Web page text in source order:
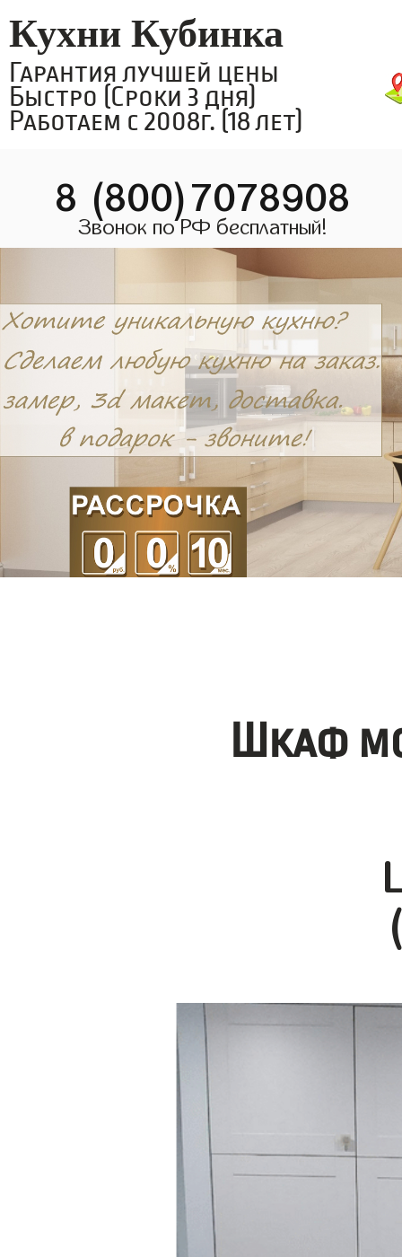
Кухни Кубинка
Гарантия лучшей цены
Быстро (Сроки 3 дня)
Работаем с 2008г. (18 лет)
8 (800)7078908
Звонок по РФ бесплатный!
Шкаф